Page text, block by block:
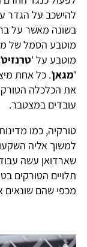
להישכב על הגדר
בשונה מאשר על
מוטבע הסמל של
מוטבע על 'טרנזיט
'מגאן'. כל אחת
את הכלכלה
עובדים במצטבר.
טורקיה, כמו
למשוך אליה
שארדואן עשה
תלויים הטורקים
מכפי שהם שונאים